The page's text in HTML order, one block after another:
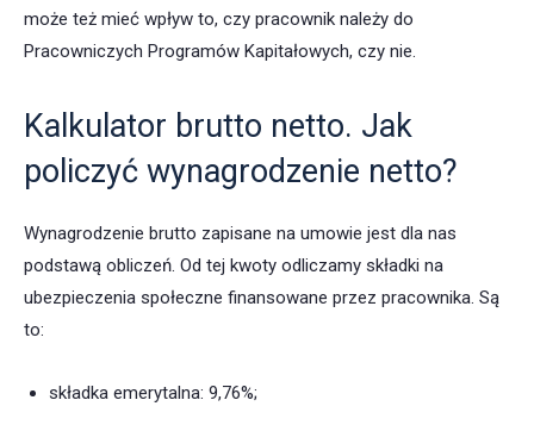
może też mieć wpływ to, czy pracownik należy do
Pracowniczych Programów Kapitałowych, czy nie.
Kalkulator brutto netto. Jak
policzyć wynagrodzenie netto?
Wynagrodzenie brutto zapisane na umowie jest dla nas
podstawą obliczeń. Od tej kwoty odliczamy składki na
ubezpieczenia społeczne finansowane przez pracownika. Są
to:
składka emerytalna: 9,76%;